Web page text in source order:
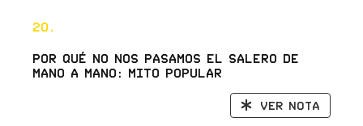
20.
Por qué no nos pasamos el salero de
mano a mano: mito popular
Ver nota